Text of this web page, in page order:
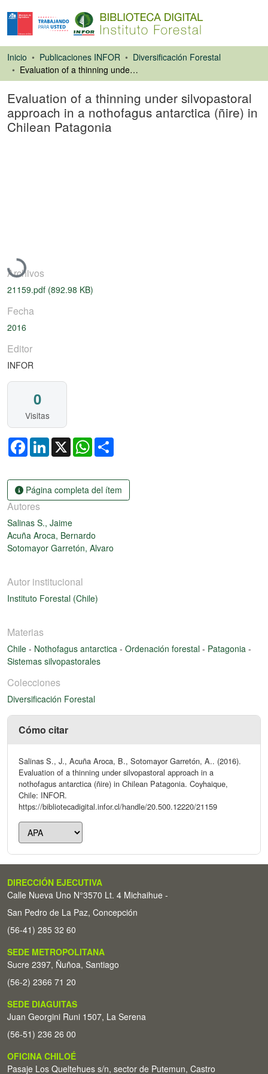
Inicio Publicaciones INFOR
Diversificación Forestal
Evaluation of a thinning under silvopastoral approach in a nothofagus antarctica (ñire) in Chilean Patagonia
Evaluation of a thinning under silvopastoral
approach in a nothofagus antarctica (ñire) in
Chilean Patagonia
Cargando...
Archivos
21159.pdf (892.98 KB)
Fecha
2016
Editor
INFOR
0
Visitas
FacebookLinkedIn
X WhatsApp
Página completa del ítem
Autores
Salinas S., Jaime
Acuña Aroca, Bernardo
Sotomayor Garretón, Alvaro
Autor institucional
Instituto Forestal (Chile)
Materias
Chile - Nothofagus antarctica - Ordenación forestal - Patagonia -
Sistemas silvopastorales
Colecciones
Diversificación Forestal
Cómo citar
Salinas S., J., Acuña Aroca, B., Sotomayor Garretón, A.. (2016).
Evaluation of a thinning under silvopastoral approach in a
nothofagus antarctica (ñire) in Chilean Patagonia. Coyhaique,
Chile: INFOR.
https://bibliotecadigital.infor.cl/handle/20.500.12220/21159
DIRECCIÓN EJECUTIVA
Calle Nueva Uno N°3570 Lt. 4 Michaihue -
San Pedro de La Paz, Concepción
(56-41) 285 32 60
SEDE METROPOLITANA
Sucre 2397, Ñuñoa, Santiago
(56-2) 2366 71 20
SEDE DIAGUITAS
Juan Georgini Runi 1507, La Serena
(56-51) 236 26 00
OFICINA CHILOÉ
Pasaje Los Queltehues s/n, sector de Putemun, Castro